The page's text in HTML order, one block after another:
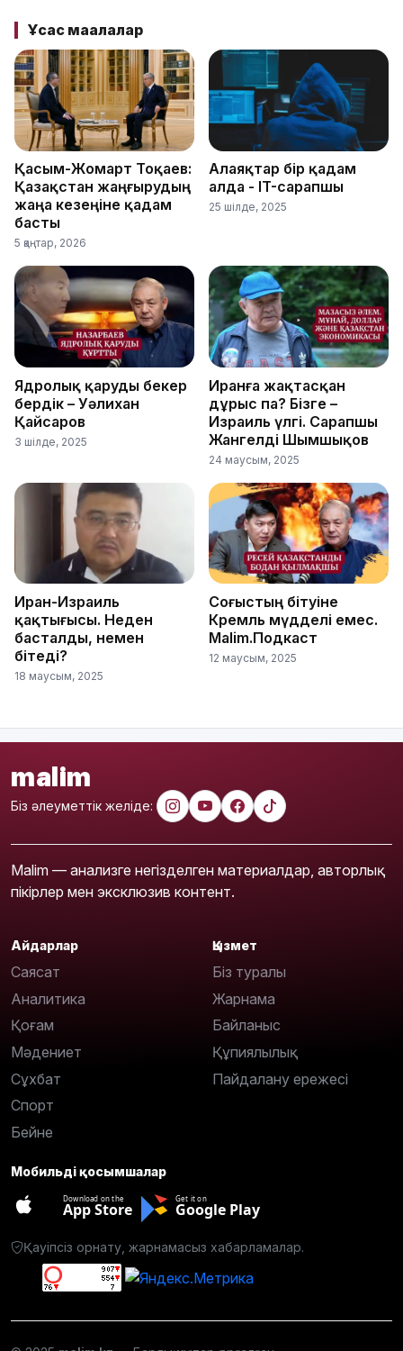
Ұқсас мақалалар
Қасым-Жомарт Тоқаев:
Қазақстан жаңғырудың
жаңа кезеңіне қадам
басты
5 қаңтар, 2026
Алаяқтар бір қадам
алда - IT-сарапшы
25 шілде, 2025
Ядролық қаруды бекер
бердік – Уәлихан
Қайсаров
3 шілде, 2025
Иранға жақтасқан
дұрыс па? Бізге –
Израиль үлгі. Сарапшы
Жангелді Шымшықов
24 маусым, 2025
Иран-Израиль
қақтығысы. Неден
басталды, немен
бітеді?
18 маусым, 2025
Соғыстың бітуіне
Кремль мүдделі емес.
Malim.Подкаст
12 маусым, 2025
malim
Біз әлеуметтік желіде:
Malim — анализге негізделген материалдар, авторлық
пікірлер мен эксклюзив контент.
Айдарлар
Саясат
Аналитика
Қоғам
Мәдениет
Сұхбат
Спорт
Бейне
Қызмет
Біз туралы
Жарнама
Байланыс
Құпиялылық
Пайдалану ережесі
Мобильді қосымшалар
Download on the
App Store
Get it on
Google Play
Қауіпсіз орнату, жарнамасыз хабарламалар.